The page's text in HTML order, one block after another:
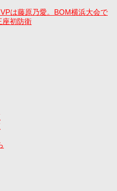
は藤原乃愛。BOM横浜大会で
座初防衛